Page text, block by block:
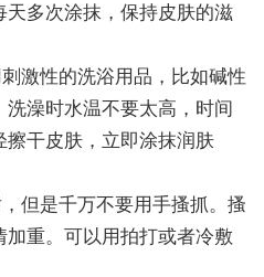
多次涂抹，保持皮肤的滋
激性的洗浴用品，比如碱性
洗澡时水温不要太高，时间
干皮肤，立即涂抹润肤
但是千万不要用手搔抓。搔
重。可以用拍打或者冷敷